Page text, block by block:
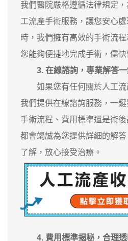
我們醫院嚴格遵循法律規定
工流產手術服務，讓您安心
時，我們擁有高效的手術流
您能夠便捷地完成手術，儘快
3. 在線諮詢，專業解答
如果您有任何關於人工流
我們提供在線諮詢服務，一
手術流程、費用標準還是術
都會竭誠為您提供詳細的解
了解，放心接受治療。
4. 費用標準揭秘，合理透